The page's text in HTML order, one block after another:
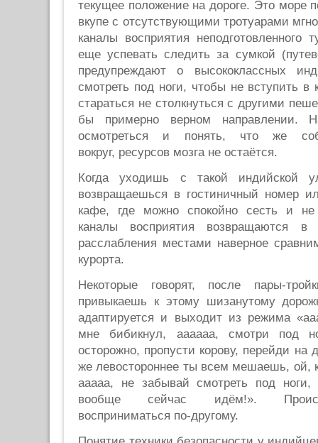
текущее положение на дороге. Это море
вкупе с отсутствующими тротуарами
каналы восприятия неподготовленного
еще успевать следить за сумкой
предупреждают о высококлассных
смотреть под ноги, чтобы не вступить в
стараться не столкнуться с другими
бы примерно верном направлении.
осмотреться и понять, что же
вокруг, ресурсов мозга не остаётся.
Когда уходишь с такой индийской
возвращаешься в гостиничный номер
кафе, где можно спокойно сесть и
каналы восприятия возвращаются
расслабления местами наверное
курорта.
Некоторые говорят, после пары-
привыкаешь к этому шизанутому
адаптируется и выходит из режима
мне бибикнул, аааааа, смотри под
осторожно, пропусти корову, перейди на
же левостороннее ты всем мешаешь, ой,
ааааа, не забывай смотреть под
вообще сейчас идём!».
восприниматься по-другому.